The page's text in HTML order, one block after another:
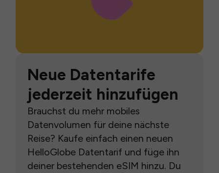
Neue Datentarife
jederzeit hinzufügen
Brauchst du mehr mobiles
Datenvolumen für deine nächste
Reise? Kaufe einfach einen neuen
HelloGlobe Datentarif und füge ihn
deiner bestehenden eSIM hinzu. Du